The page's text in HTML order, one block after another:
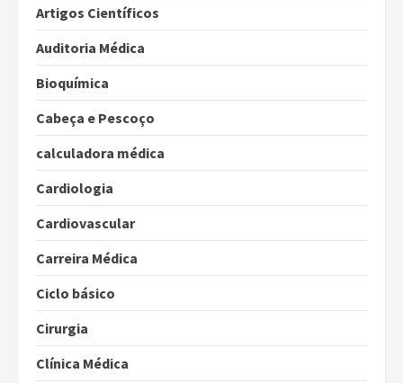
Artigos Científicos
Auditoria Médica
Bioquímica
Cabeça e Pescoço
calculadora médica
Cardiologia
Cardiovascular
Carreira Médica
Ciclo básico
Cirurgia
Clínica Médica